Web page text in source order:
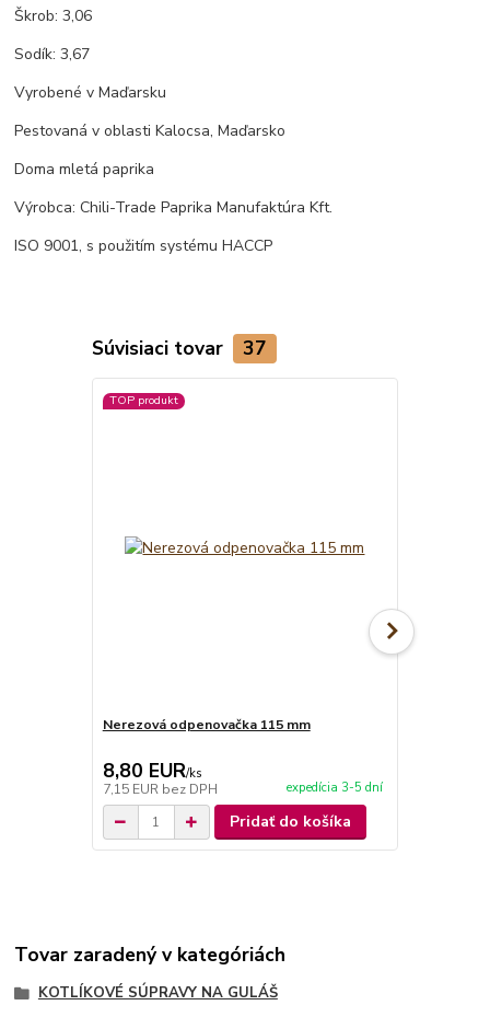
Škrob: 3,06
Sodík: 3,67
Vyrobené v Maďarsku
Pestovaná v oblasti Kalocsa, Maďarsko
Doma mletá paprika
Výrobca: Chili-Trade Paprika Manufaktúra Kft.
ISO 9001, s použitím systému HACCP
Súvisiaci tovar 37
TOP produkt
Nerezová odpenovačka 115 mm
8,80 EUR/ks
7,15 EUR bez DPH expedícia 3-5 dní
Pridať do košíka
Tovar zaradený v kategóriách
KOTLÍKOVÉ SÚPRAVY NA GULÁŠ